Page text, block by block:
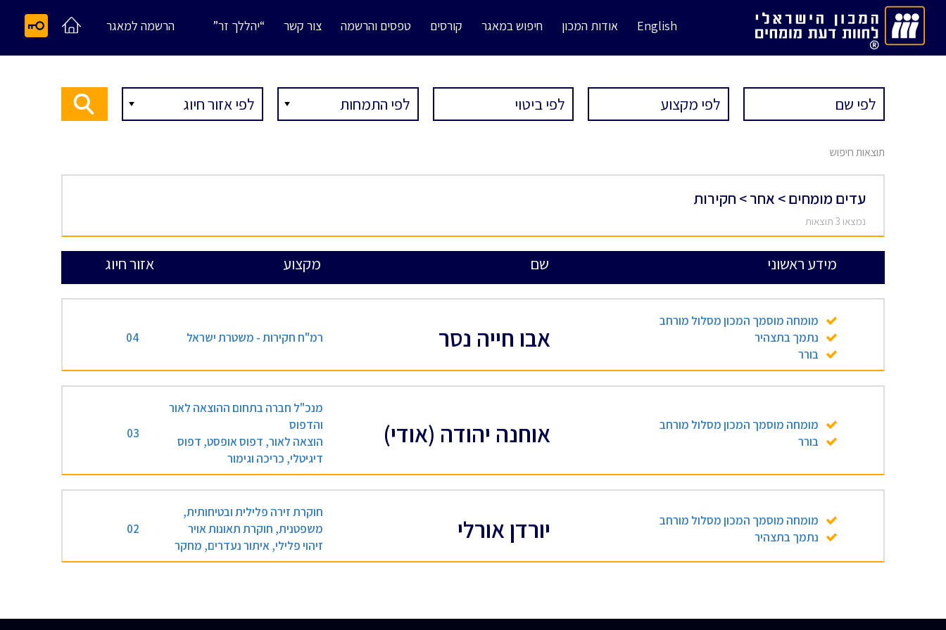
English אודות המכון חיפוש במאגר קורסים טפסים והרשמה צור קשר “יהללך זר” הרשמה למאגר
תוצאות חיפוש
עדים מומחים > אחר > חקירות
נמצאו 3 תוצאות
מידע ראשוני שם מקצוע אזור חיוג
מומחה מוסמך המכון מסלול מורחב
נתמך בתצהיר
בורר
אבו חייה נסר רמ"ח חקירות - משטרת ישראל 04
מומחה מוסמך המכון מסלול מורחב
בורר
אוחנה יהודה (אודי)
מנכ"ל חברה בתחום ההוצאה לאור
והדפוס
הוצאה לאור, דפוס אופסט, דפוס
דיגיטלי, כריכה וגימור
03
מומחה מוסמך המכון מסלול מורחב
נתמך בתצהיר
יורדן אורלי
חוקרת זירה פלילית ובטיחותית,
משפטנית, חוקרת תאונות אויר
זיהוי פלילי, איתור נעדרים, מחקר
02